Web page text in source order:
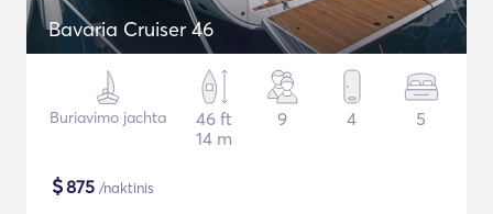
Bavaria Cruiser 46
Buriavimo jachta
46 ft
14 m
9 4 5
$875 /naktinis